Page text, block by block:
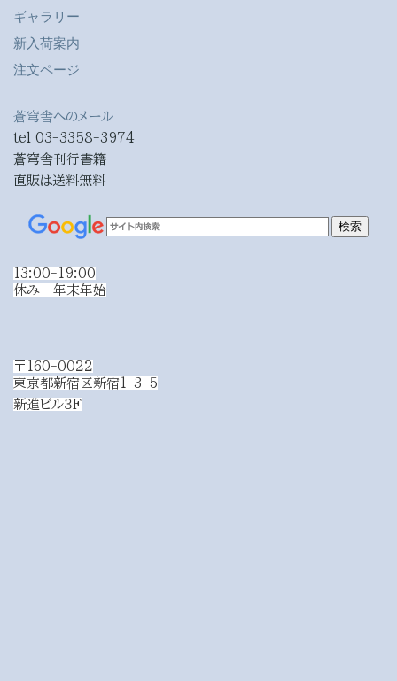
ギャラリー
新入荷案内
注文ページ
蒼穹舎へのメール
tel 03-3358-3974
蒼穹舎刊行書籍
直販は送料無料
13:00-19:00
休み 年末年始
〒160-0022
東京都新宿区新宿1-3-5
新進ビル３F